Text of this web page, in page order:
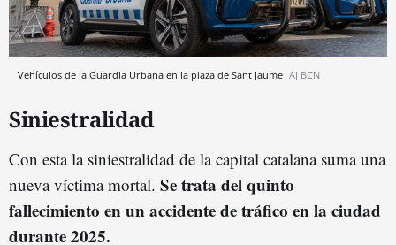
Vehículos de la Guardia Urbana en la plaza de Sant Jaume AJ BCN
Siniestralidad
Con esta la siniestralidad de la capital catalana suma una
nueva víctima mortal. Se trata del quinto
fallecimiento en un accidente de tráfico en la ciudad
durante 2025.